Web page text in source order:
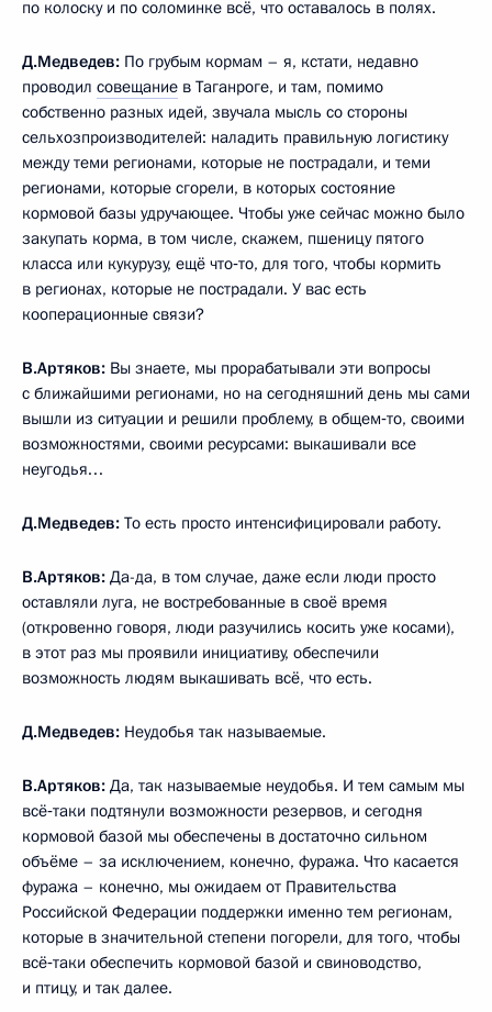
по колоску и по соломинке всё, что оставалось в полях.
Д.Медведев: По грубым кормам – я, кстати, недавно
проводил совещание в Таганроге, и там, помимо
собственно разных идей, звучала мысль со стороны
сельхозпроизводителей: наладить правильную логистику
между теми регионами, которые не пострадали, и теми
регионами, которые сгорели, в которых состояние
кормовой базы удручающее. Чтобы уже сейчас можно было
закупать корма, в том числе, скажем, пшеницу пятого
класса или кукурузу, ещё что‑то, для того, чтобы кормить
в регионах, которые не пострадали. У вас есть
кооперационные связи?
В.Артяков: Вы знаете, мы прорабатывали эти вопросы
с ближайшими регионами, но на сегодняшний день мы сами
вышли из ситуации и решили проблему, в общем‑то, своими
возможностями, своими ресурсами: выкашивали все
неугодья…
Д.Медведев: То есть просто интенсифицировали работу.
В.Артяков: Да-да, в том случае, даже если люди просто
оставляли луга, не востребованные в своё время
(откровенно говоря, люди разучились косить уже косами),
в этот раз мы проявили инициативу, обеспечили
возможность людям выкашивать всё, что есть.
Д.Медведев: Неудобья так называемые.
В.Артяков: Да, так называемые неудобья. И тем самым мы
всё‑таки подтянули возможности резервов, и сегодня
кормовой базой мы обеспечены в достаточно сильном
объёме – за исключением, конечно, фуража. Что касается
фуража – конечно, мы ожидаем от Правительства
Российской Федерации поддержки именно тем регионам,
которые в значительной степени погорели, для того, чтобы
всё‑таки обеспечить кормовой базой и свиноводство,
и птицу, и так далее.